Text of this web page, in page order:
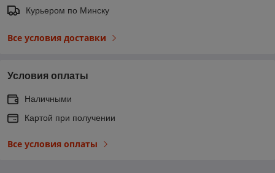
Курьером по Минску
Все условия доставки
Условия оплаты
Наличными
Картой при получении
Все условия оплаты